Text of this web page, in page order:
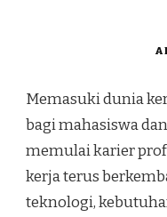
Memasuki dunia
bagi mahasiswa
memulai karier
kerja terus
teknologi,